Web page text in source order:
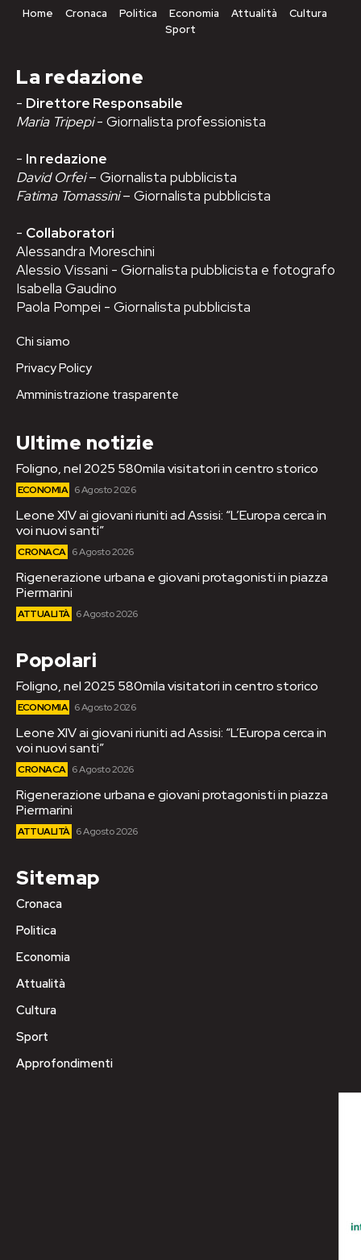
Home Cronaca Politica Economia Attualità
Cultura
Sport
La redazione
- Direttore Responsabile
Maria Tripepi- Giornalista professionista
- In redazione
David Orfei– Giornalista pubblicista
Fatima Tomassini– Giornalista pubblicista
- Collaboratori
Alessandra Moreschini
Alessio Vissani - Giornalista pubblicista e fotografo
Isabella Gaudino
Paola Pompei - Giornalista pubblicista
Chi siamo
Privacy Policy
Amministrazione trasparente
Ultime notizie
Foligno, nel 2025 580mila visitatori in centro storico
ECONOMIA 6 Agosto 2026
Leone XIV ai giovani riuniti ad Assisi: “L’Europa cerca in
voi nuovi santi”
CRONACA 6 Agosto 2026
Rigenerazione urbana e giovani protagonisti in piazza
Piermarini
ATTUALITÀ 6 Agosto 2026
Popolari
Foligno, nel 2025 580mila visitatori in centro storico
ECONOMIA 6 Agosto 2026
Leone XIV ai giovani riuniti ad Assisi: “L’Europa cerca in
voi nuovi santi”
CRONACA 6 Agosto 2026
Rigenerazione urbana e giovani protagonisti in piazza
Piermarini
ATTUALITÀ 6 Agosto 2026
Sitemap
Cronaca
Politica
Economia
Attualità
Cultura
Sport
Approfondimenti